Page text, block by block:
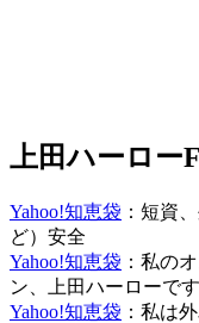
上田ハーロー
Yahoo!知恵袋 ：短資
ど）安全
Yahoo!知恵袋 ：私の
ン、上田ハーローです
Yahoo!知恵袋 ：私は